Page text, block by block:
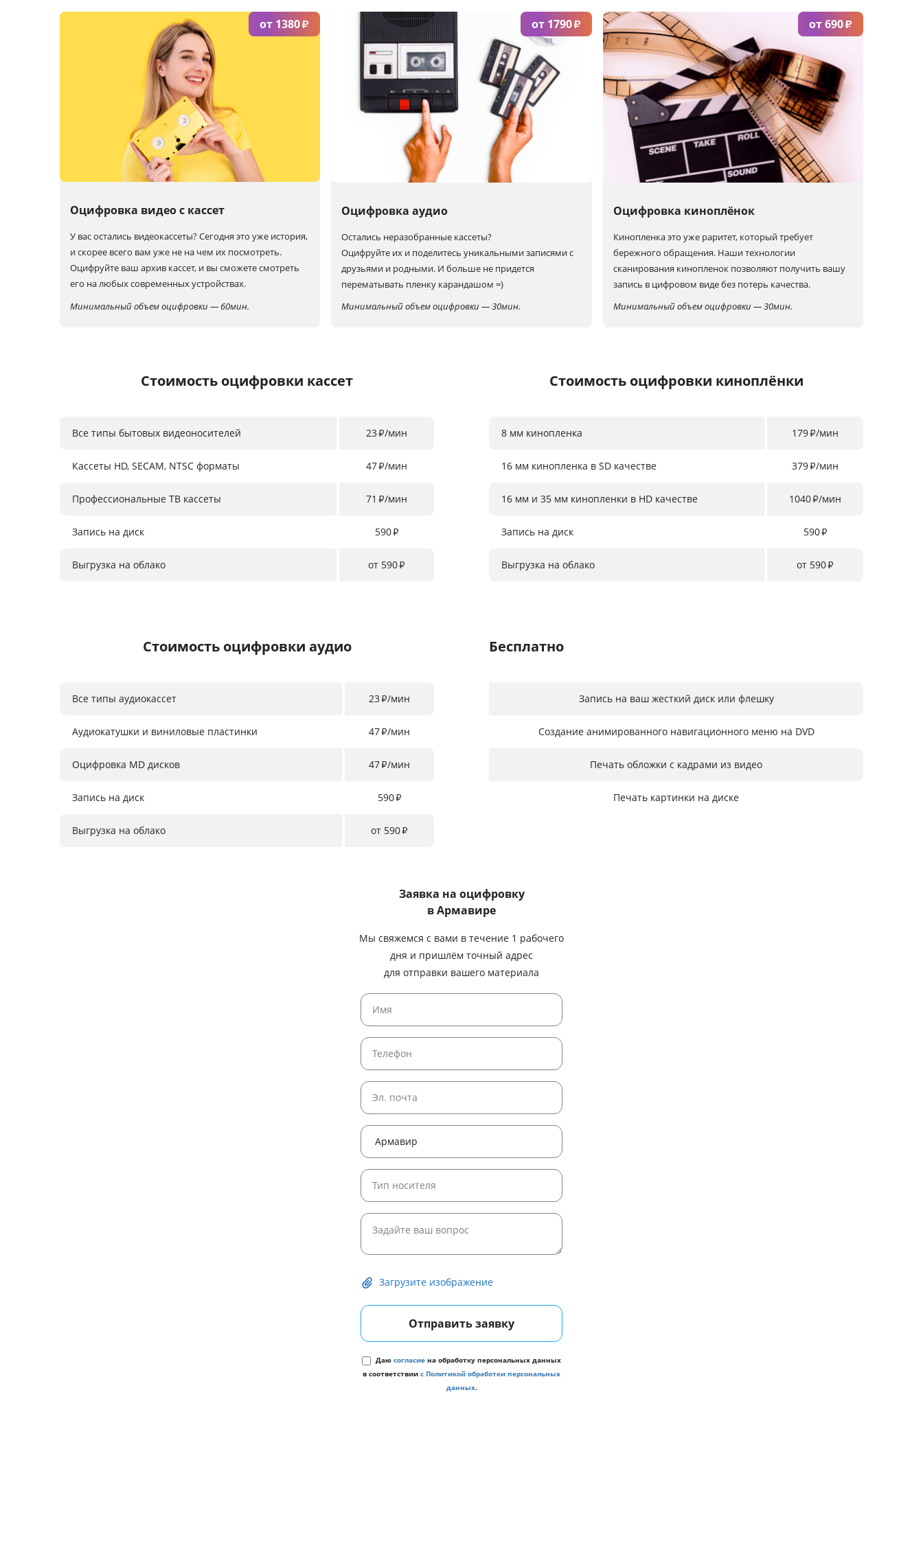
Оцифровка видео с кассет
У вас остались видеокассеты? Сегодня это уже история,
и скорее всего вам уже не на чем их посмотреть.
Оцифруйте ваш архив кассет, и вы сможете смотреть
его на любых современных устройствах.
Минимальный объем оцифровки — 60мин.
от 1380₽
Оцифровка аудио
Остались неразобранные кассеты?
Оцифруйте их и поделитесь уникальными записями с
друзьями и родными. И больше не придется
перематывать пленку карандашом =)
Минимальный объем оцифровки — 30мин.
от 1790₽
Оцифровка киноплёнок
Кинопленка это уже раритет, который требует
бережного обращения. Наши технологии
сканирования кинопленок позволяют получить вашу
запись в цифровом виде без потерь качества.
Минимальный объем оцифровки — 30мин.
от 690₽
Стоимость оцифровки кассет
Все типы бытовых видеоносителей 23₽/мин
Кассеты HD, SECAM, NTSC форматы 47₽/мин
Профессиональные ТВ кассеты 71 ₽/мин
Запись на диск 590₽
Выгрузка на облако от 590₽
Стоимость оцифровки киноплёнки
8 мм кинопленка 179₽/мин
16 мм кинопленка в SD качестве 379₽/мин
16 мм и 35 мм кинопленки в HD качестве 1040₽/мин
Запись на диск 590₽
Выгрузка на облако от 590₽
Стоимость оцифровки аудио
Все типы аудиокассет 23₽/мин
Аудиокатушки и виниловые пластинки 47₽/мин
Оцифровка MD дисков 47₽/мин
Запись на диск 590₽
Выгрузка на облако от 590₽
Бесплатно
Запись на ваш жесткий диск или флешку
Создание анимированного навигационного меню на DVD
Печать обложки с кадрами из видео
Печать картинки на диске
Заявка на оцифровку
в Армавире
Мы свяжемся с вами в течение 1 рабочего
дня и пришлём точный адрес
для отправки вашего материала
Загрузите изображение
Отправить заявку
Даю согласие на обработку персональных данных
в соответствии с Политикой обработки персональных
данных.